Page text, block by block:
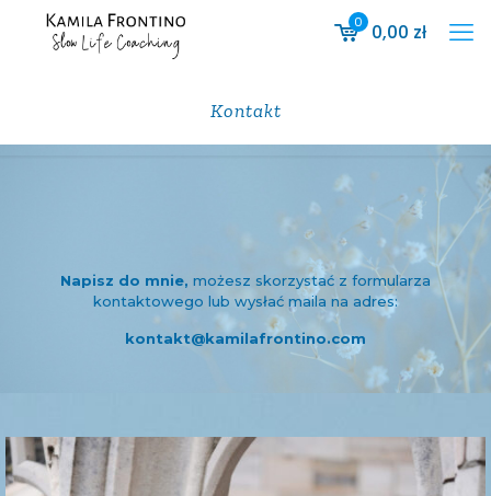
0 0,00 zł
Kontakt
Napisz do mnie, możesz skorzystać z formularza
kontaktowego lub wysłać maila na adres:
kontakt@kamilafrontino.com